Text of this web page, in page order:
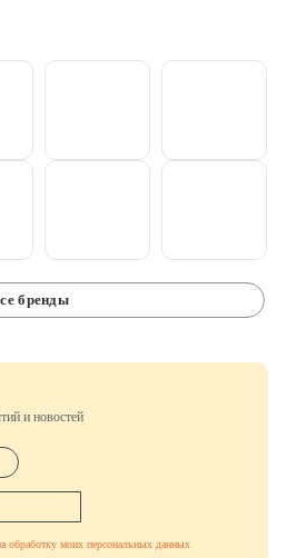
бренды
и новостей
обработку моих персональных данных